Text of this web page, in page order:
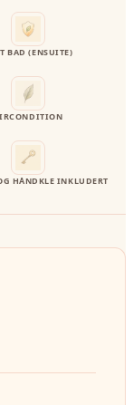
BAD (ENSUITE)
HÅNDKLE INKLUDERT